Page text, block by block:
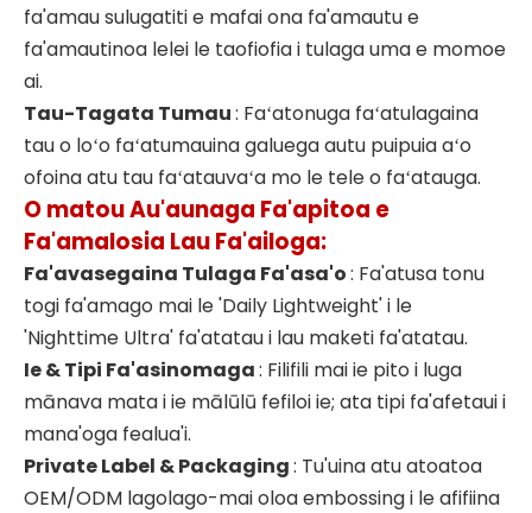
fa'amau sulugatiti e mafai ona fa'amautu e
fa'amautinoa lelei le taofiofia i tulaga uma e momoe
ai.
Tau-Tagata Tumau: Faʻatonuga faʻatulagaina
tau o loʻo faʻatumauina galuega autu puipuia aʻo
ofoina atu tau faʻatauvaʻa mo le tele o faʻatauga.
O matou Au'aunaga Fa'apitoa e
Fa'amalosia Lau Fa'ailoga:
Fa'avasegaina Tulaga Fa'asa'o: Fa'atusa tonu
togi fa'amago mai le 'Daily Lightweight' i le
'Nighttime Ultra' fa'atatau i lau maketi fa'atatau.
Ie & Tipi Fa'asinomaga: Filifili mai ie pito i luga
mānava mata i ie mālūlū fefiloi ie; ata tipi fa'afetaui i
mana'oga fealua'i.
Private Label & Packaging: Tu'uina atu atoatoa
OEM/ODM lagolago-mai oloa embossing i le afifiina